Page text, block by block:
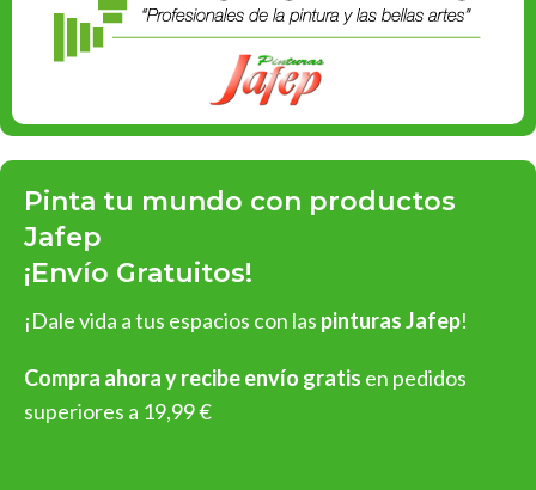
Pinta tu mundo con productos
Jafep
¡Envío Gratuitos!
¡Dale vida a tus espacios con las pinturas Jafep!
Compra ahora y recibe envío gratis en pedidos
superiores a 19,99 €